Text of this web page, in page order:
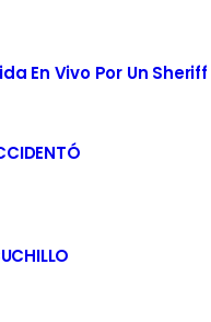
En Vivo Por Un Sheriff